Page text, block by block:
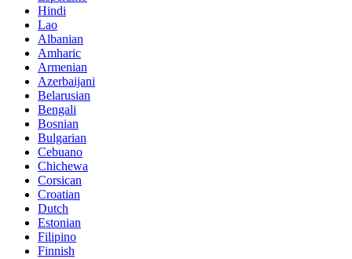
Hindi
Lao
Albanian
Amharic
Armenian
Azerbaijani
Belarusian
Bengali
Bosnian
Bulgarian
Cebuano
Chichewa
Corsican
Croatian
Dutch
Estonian
Filipino
Finnish